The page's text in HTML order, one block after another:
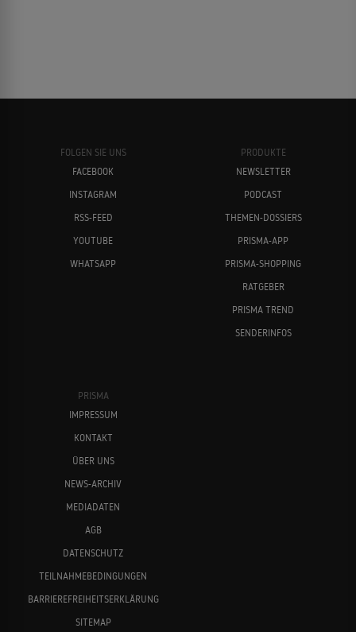
FOLGEN SIE UNS
FACEBOOK
INSTAGRAM
RSS-FEED
YOUTUBE
WHATSAPP
PRODUKTE
NEWSLETTER
PODCAST
THEMEN-DOSSIERS
PRISMA-APP
PRISMA-SHOPPING
RATGEBER
PRISMA TREND
SENDERINFOS
PRISMA
IMPRESSUM
KONTAKT
ÜBER UNS
NEWS-ARCHIV
MEDIADATEN
AGB
DATENSCHUTZ
TEILNAHMEBEDINGUNGEN
BARRIEREFREIHEITSERKLÄRUNG
SITEMAP